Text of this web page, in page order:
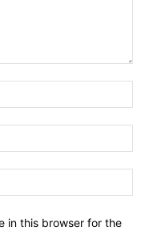
in this browser for the